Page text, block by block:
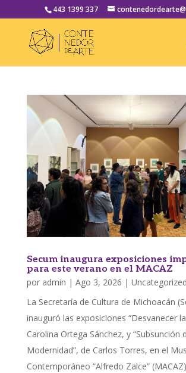
443 1399 337
Secum inaugura exposiciones
para este verano en el MACAZ
por admin | Ago 3, 2026 | Uncategorized
La Secretaría de Cultura de Michoacán
inauguró las exposiciones “Desvanecer
Carolina Ortega Sánchez, y “Subsunción
Modernidad”, de Carlos Torres, en el
Contemporáneo “Alfredo Zalce”